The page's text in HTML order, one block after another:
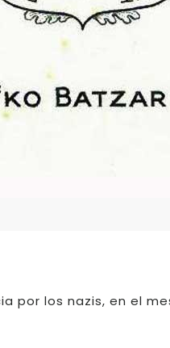
por los nazis, en el